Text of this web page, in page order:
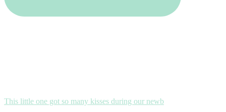
This little one got so many kisses during our newb